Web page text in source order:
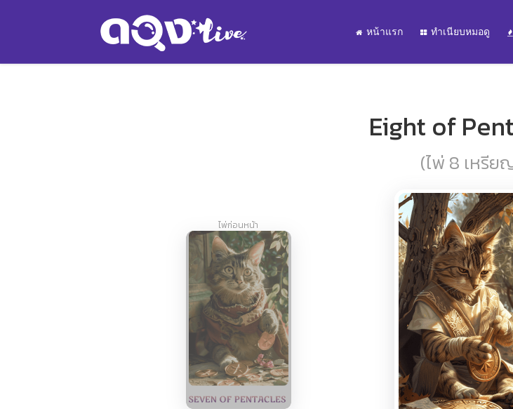
หน้าแรก ทำเนียบหมอดู
Eight of
(ไพ่ 8 เหรีย
ไพ่ก่อนหน้า